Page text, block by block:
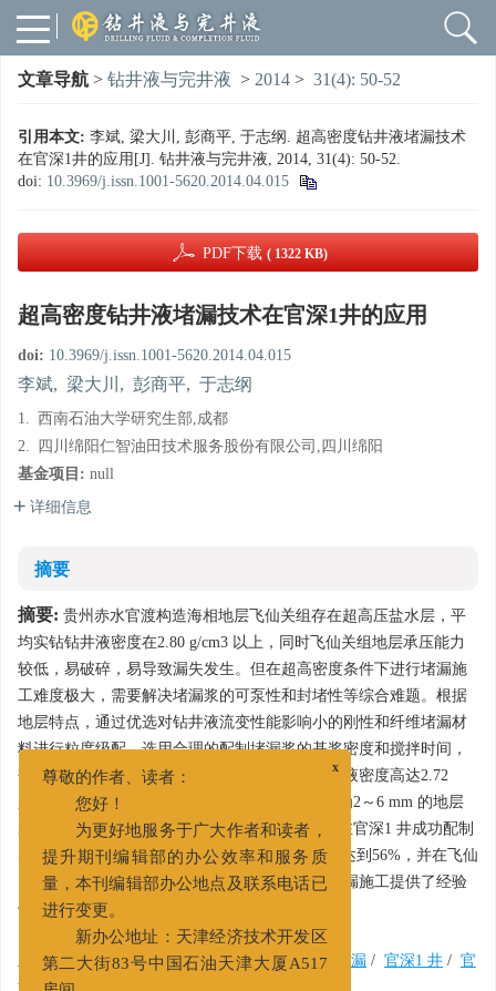
文章导航 > 钻井液与完井液 > 2014 > 31(4): 50-52
引用本文: 李斌, 梁大川, 彭商平, 于志纲. 超高密度钻井液堵漏技术
在官深1井的应用[J]. 钻井液与完井液, 2014, 31(4): 50-52.
doi: 10.3969/j.issn.1001-5620.2014.04.015
PDF下载 ( 1322 KB)
超高密度钻井液堵漏技术在官深1井的应用
doi: 10.3969/j.issn.1001-5620.2014.04.015
李斌, 梁大川 , 彭商平, 于志纲
1. 西南石油大学研究生部,成都
2.
四川绵阳仁智油田技术服务股份有限公司,四川绵阳
基金项目: null
详细信息
摘要
摘要: 贵州赤水官渡构造海相地层飞仙关组存在超高压盐水层，平
均实钻钻井液密度在2.80 g/cm3 以上，同时飞仙关组地层承压能力
较低，易破碎，易导致漏失发生。但在超高密度条件下进行堵漏施
工难度极大，需要解决堵漏浆的可泵性和封堵性等综合难题。根据
地层特点，通过优选对钻井液流变性能影响小的刚性和纤维堵漏材
料进行粒度级配，选用合理的配制堵漏浆的基浆密度和搅拌时间，
研究了一套超高密度钻井液堵漏配方，堵漏钻井液密度高达2.72
g/cm3，总体固相含量在55% 以上，可封堵宽度为2～6 mm 的地层
裂缝，承压能力均超过6 MPa。经过现场试验，在官深1 井成功配制
出密度达2.72 g/cm3 的堵漏浆，其总体固相含量达到56%，并在飞仙
关组二段取得一次性堵漏成功，为以后超高压堵漏施工提供了经验
借鉴。
关键词: 超高压/ 超高密度钻井液/ 盐水层 / 堵漏 / 官深1 井 / 官
渡构造
x
尊敬的作者、读者：
您好！
为更好地服务于广大作者和读者，
提升期刊编辑部的办公效率和服务质
量，本刊编辑部办公地点及联系电话已
进行变更。
新办公地址：天津经济技术开发区
第二大街83号中国石油天津大厦A517